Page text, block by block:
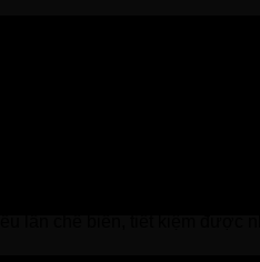
chế biến nhiều mon ngon